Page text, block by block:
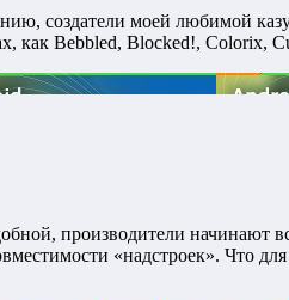
создатели моей любимой
как Bebbled, Blocked!, Colorix,
производители начинают
«надстроек». Что